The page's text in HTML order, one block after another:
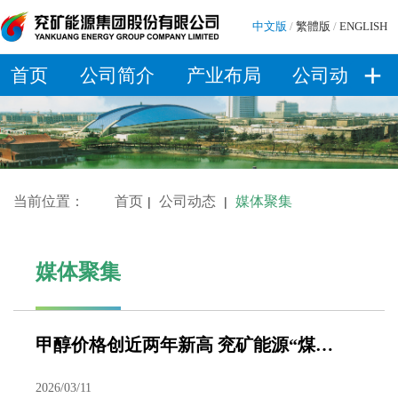
中文版 / 繁體版 / ENGLISH
首页 公司简介 产业布局 公司动态+
当前位置： 首页 | 公司动态 | 媒体聚集
媒体聚集
甲醇价格创近两年新高 兖矿能源“煤化一体”锻造业绩增长新引擎
2026/03/11